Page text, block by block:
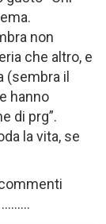
non
che altro, e
(sembra il
hanno
di prg”.
la vita, se
………